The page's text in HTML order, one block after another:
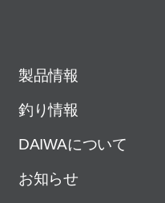
製品情報
釣り情報
DAIWAについて
お知らせ